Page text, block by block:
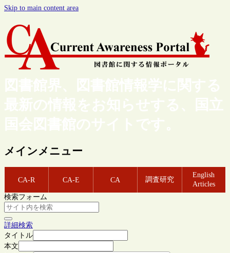
Skip to main content area
図書館界、図書館情報学に関する
最新の情報をお知らせする、国立
国会図書館のサイトです。
メインメニュー
CA-R CA-E CA 調査研究
English
Articles
検索フォーム
詳細検索
タイトル
本文